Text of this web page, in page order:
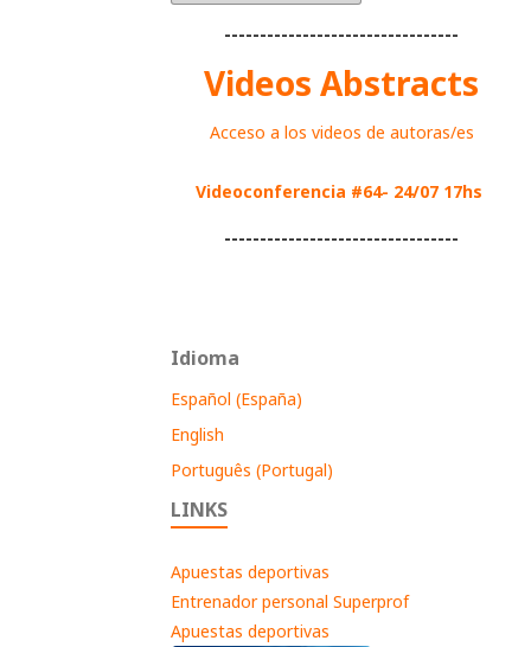
---------------------------------
Videos Abstracts
Acceso a los videos de autoras/es
Videoconferencia #64- 24/07 17hs
---------------------------------
Idioma
Español (España)
English
Português (Portugal)
LINKS
Apuestas deportivas
Entrenador personal Superprof
Apuestas deportivas